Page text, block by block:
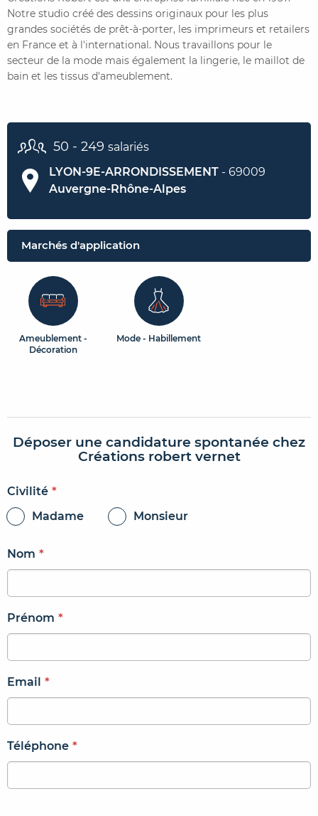
CONTACTER FRENCH TEX ACTUALITÉS FOIRE AUX QUESTIONS
Notre studio créé des dessins originaux pour les plus
grandes sociétés de prêt-à-porter, les imprimeurs et retailers
en France et à l'international. Nous travaillons pour le
secteur de la mode mais également la lingerie, le maillot de
bain et les tissus d'ameublement.
50 - 249 salariés
LYON-9E-ARRONDISSEMENT - 69009
Auvergne-Rhône-Alpes
Marchés d'application
Ameublement -
Décoration
Mode - Habillement
Déposer une candidature spontanée chez
Créations robert vernet
Civilité *
Madame
Monsieur
Nom *
Prénom *
Email *
Téléphone *